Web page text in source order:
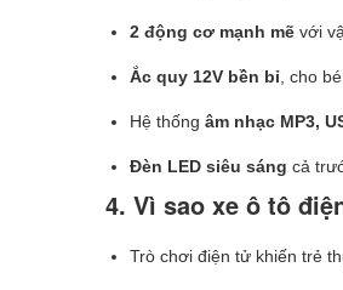
2 động cơ mạnh mẽ với
Ắc quy 12V bền bỉ , cho
Hệ thống âm nhạc MP3,
Đèn LED siêu sáng cả
4. Vì sao xe ô tô
Trò chơi điện tử khiến trẻ